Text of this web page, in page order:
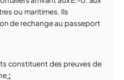
ou maritimes. Ils
de rechange au passeport
constituent des preuves de
: